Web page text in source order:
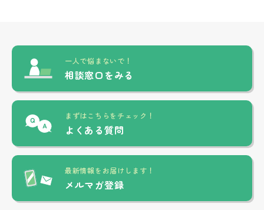
一人で悩まないで！
相談窓口をみる
まずはこちらをチェック！
よくある質問
最新情報をお届けします！
メルマガ登録